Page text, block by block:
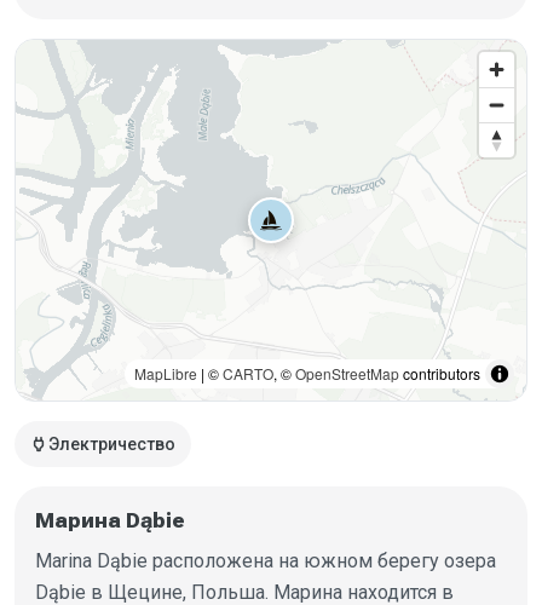
power Электричество
Марина Dąbie
Marina Dąbie расположена на южном берегу озера
Dąbie в Щецине, Польша. Марина находится в
MapLibre | ©CARTO, ©OpenStreetMapcontributors